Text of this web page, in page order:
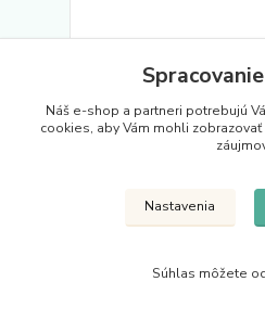
Cylindrická vložka EURO 40/
Náš e-shop a partneri potrebujú
cookies, aby Vám mohli
Nastavenia
Súhlas môžete